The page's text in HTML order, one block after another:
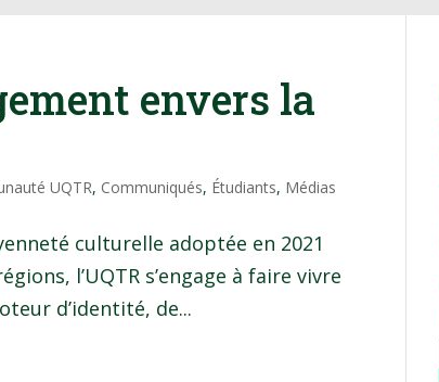
envers la
UQTR, Communiqués, Étudiants, Médias
culturelle adoptée en 2021
l’UQTR s’engage à faire vivre
d’identité, de...